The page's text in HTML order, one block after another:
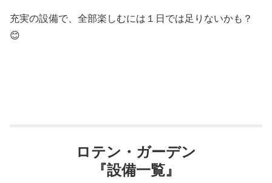
充実の設備で、全部楽しむには１日では足りないかも？
😊
ロテン・ガーデン
『設備一覧』